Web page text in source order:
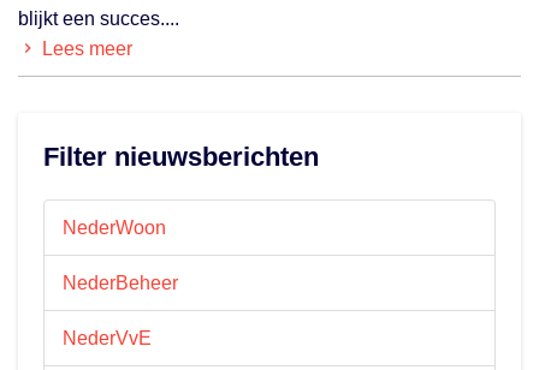
blijkt een succes....
Lees meer
Filter nieuwsberichten
NederWoon
NederBeheer
NederVvE